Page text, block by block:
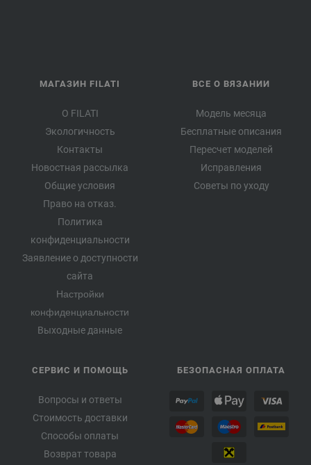
МАГАЗИН FILATI
О FILATI
Экологичность
Контакты
Новостная рассылка
Общие условия
Право на отказ.
Политика
конфиденциальности
Заявление о доступности
сайта
Настройки
конфиденциальности
Выходные данные
ВСЕ О ВЯЗАНИИ
Модель месяца
Бесплатные описания
Пересчет моделей
Исправления
Советы по уходу
СЕРВИС И ПОМОЩЬ
Вопросы и ответы
Стоимость доставки
Способы оплаты
Возврат товара
БЕЗОПАСНАЯ ОПЛАТА